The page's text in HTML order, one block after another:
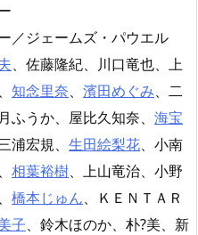
／ジェームズ・パウエル
、佐藤隆紀、川口竜也、上
、 知念里奈、 濱田めぐみ、二
ふうか、屋比久知奈、 海宝
浦宏規、 生田絵梨花、小南
相葉裕樹、上山竜治、小野
、 橋本じゅん、ＫＥＮＴＡＲ
子、鈴木ほのか、朴?美、新